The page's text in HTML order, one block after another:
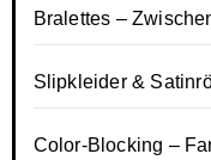
Bralettes –
Slipkleider &
Color-Blocking –